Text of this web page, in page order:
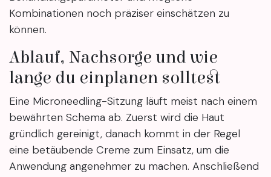
Kombinationen noch präziser einschätzen zu
können.
Ablauf, Nachsorge und wie
lange du einplanen solltest
Eine Microneedling-Sitzung läuft meist nach einem
bewährten Schema ab. Zuerst wird die Haut
gründlich gereinigt, danach kommt in der Regel
eine betäubende Creme zum Einsatz, um die
Anwendung angenehmer zu machen. Anschließend